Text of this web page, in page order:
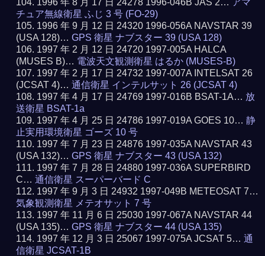
1996 年 8 月 17 日 24278 1996-046B JAS 2… アマ
チュア無線衛星 ふじ 3 号 (FO-29)
1996 年 9 月 12 日 24320 1996-056A NAVSTAR 39
(USA 128)…GPS 衛星 ナブスター 39 (USA 128)
1997 年 2 月 12 日 24720 1997-005A HALCA
(MUSES B)… 電波天文観測衛星 はるか (MUSES-B)
1997 年 2 月 17 日 24732 1997-007A INTELSAT 26
(JCSAT 4)…通信衛星 インテルサット 26 (JCSAT 4)
1997 年 4 月 17 日 24769 1997-016B BSAT-1A… 放
送衛星 BSAT-1a
1997 年 4 月 25 日 24786 1997-019A GOES 10…静
止実用環境衛星 ゴーズ 10 号
1997 年 7 月 23 日 24876 1997-035A NAVSTAR 43
(USA 132)…GPS 衛星 ナブスター 43 (USA 132)
1997 年 7 月 28 日 24880 1997-036A SUPERBIRD
C…通信衛星 スーパーバード C
1997 年 9 月 3 日 24932 1997-049B METEOSAT 7…
気象観測衛星 メテオサット 7 号
1997 年 11 月 6 日 25030 1997-067A NAVSTAR 44
(USA 135)…GPS 衛星 ナブスター 44 (USA 135)
1997 年 12 月 3 日 25067 1997-075A JCSAT 5…通
信衛星 JCSAT-1B